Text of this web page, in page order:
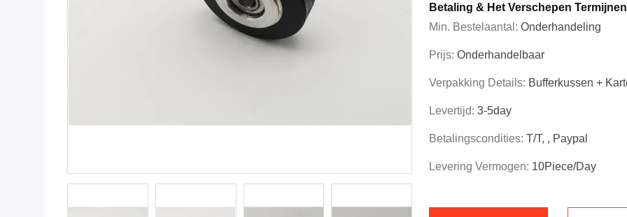
Betaling & Het Verschepen Termijnen
Min. Bestelaantal: Onderhandeling
Prijs: Onderhandelbaar
Verpakking Details: Bufferkussen +
Levertijd: 3-5day
Betalingscondities: T/T, , Paypal
Levering Vermogen: 10Piece/Day